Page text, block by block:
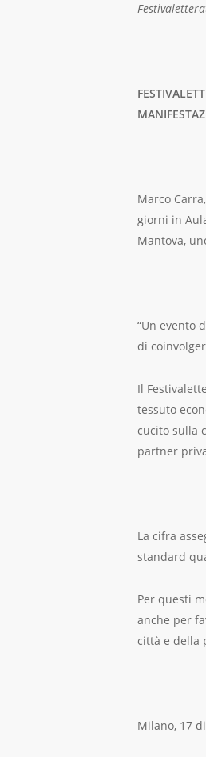
Marco
giorni in
Mantova,
“Un evento
di
Il
tessuto
cucito sulla
partner
La cifra
standard
Per questi
anche per
città e della
Milano, 17